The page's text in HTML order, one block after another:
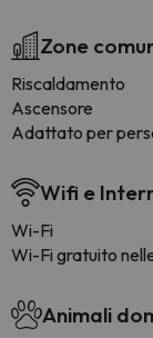
Zone
Riscaldamento
Ascensore
Adattato per
Wifi e
Wi-Fi
Wi-Fi gratuito
Animali